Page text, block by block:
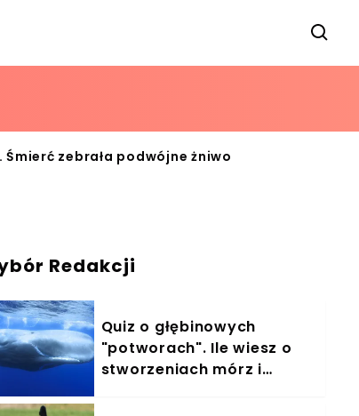
zebrała podwójne żniwo
Redakcji
Quiz o głębinowych
"potworach". Ile wiesz o
stworzeniach mórz i